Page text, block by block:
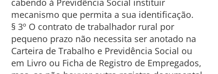
cabendo à Previdência Social instituir
mecanismo que permita a sua identificação.
§ 3º O contrato de trabalhador rural por
pequeno prazo não necessita ser anotado na
Carteira de Trabalho e Previdência Social ou
em Livro ou Ficha de Registro de Empregados,